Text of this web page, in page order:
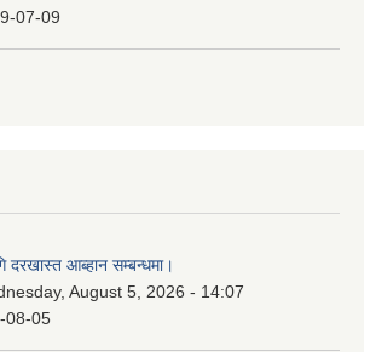
07-09
दरखास्त आब्हान सम्बन्धमा।
August 5, 2026 - 14:07
08-05